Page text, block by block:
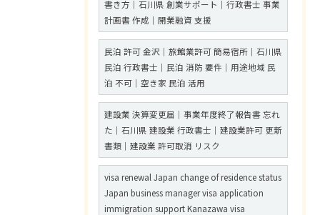
書き方｜石川県 創業サポート｜行政書士 事業
計画書 作成｜開業融資 支援
民泊 許可 金沢｜旅館業許可 簡易宿所｜石川県
民泊 行政書士｜民泊 消防 要件｜用途地域 民
泊 不可｜空き家 民泊 活用
建設業 決算変更届｜事業年度終了報告書 忘れ
た｜石川県 建設業 行政書士｜建設業許可 更新
書類｜建設業 許可取消 リスク
visa renewal Japan change of residence status
Japan business manager visa application
immigration support Kanazawa visa